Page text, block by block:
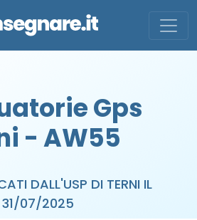
Gps
- AW55
DALL'USP DI TERNI IL
31/07/2025